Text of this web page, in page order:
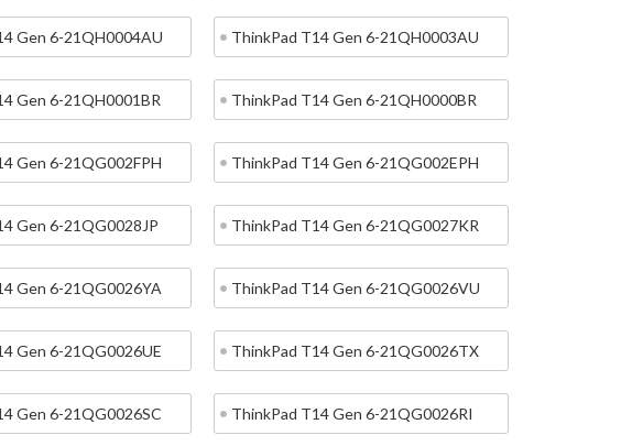
Gen 6-21QH0004AU ThinkPad T14 Gen 6-21QH0003AU
Gen 6-21QH0001BR ThinkPad T14 Gen 6-21QH0000BR
Gen 6-21QG002FPH ThinkPad T14 Gen 6-21QG002EPH
Gen 6-21QG0028JP ThinkPad T14 Gen 6-21QG0027KR
Gen 6-21QG0026YA ThinkPad T14 Gen 6-21QG0026VU
Gen 6-21QG0026UE ThinkPad T14 Gen 6-21QG0026TX
Gen 6-21QG0026SC ThinkPad T14 Gen 6-21QG0026RI